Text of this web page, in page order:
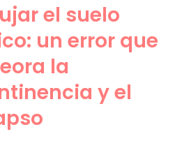
el suelo
un error que
la
y el